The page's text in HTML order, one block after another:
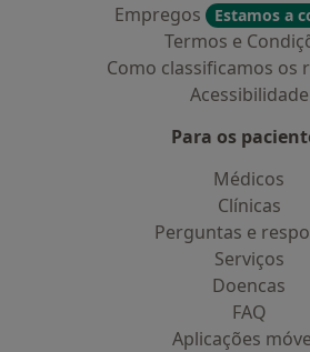
Empregos
Estamos a
Termos e
Como classificamos os
Acessibilidade
Para os
Médicos
Clínicas
Perguntas e
Serviços
Doencas
FAQ
Aplicações